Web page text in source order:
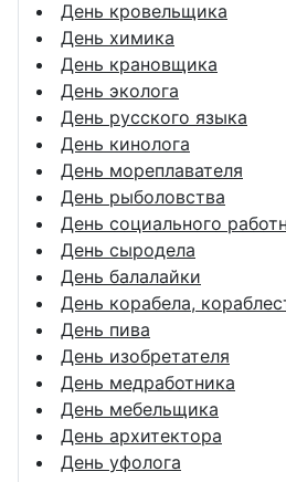
День кровельщика
День химика
День крановщика
День эколога
День русского языка
День кинолога
День мореплавателя
День рыболовства
День социального
День сыродела
День балалайки
День корабела,
День пива
День изобретателя
День медработника
День мебельщика
День архитектора
День уфолога